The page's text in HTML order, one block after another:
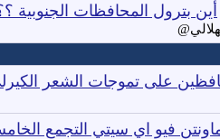
أين بترول المحافظات الجنوبية
على تموجات الشعر
فيو اي سيتي التجمع الخامس